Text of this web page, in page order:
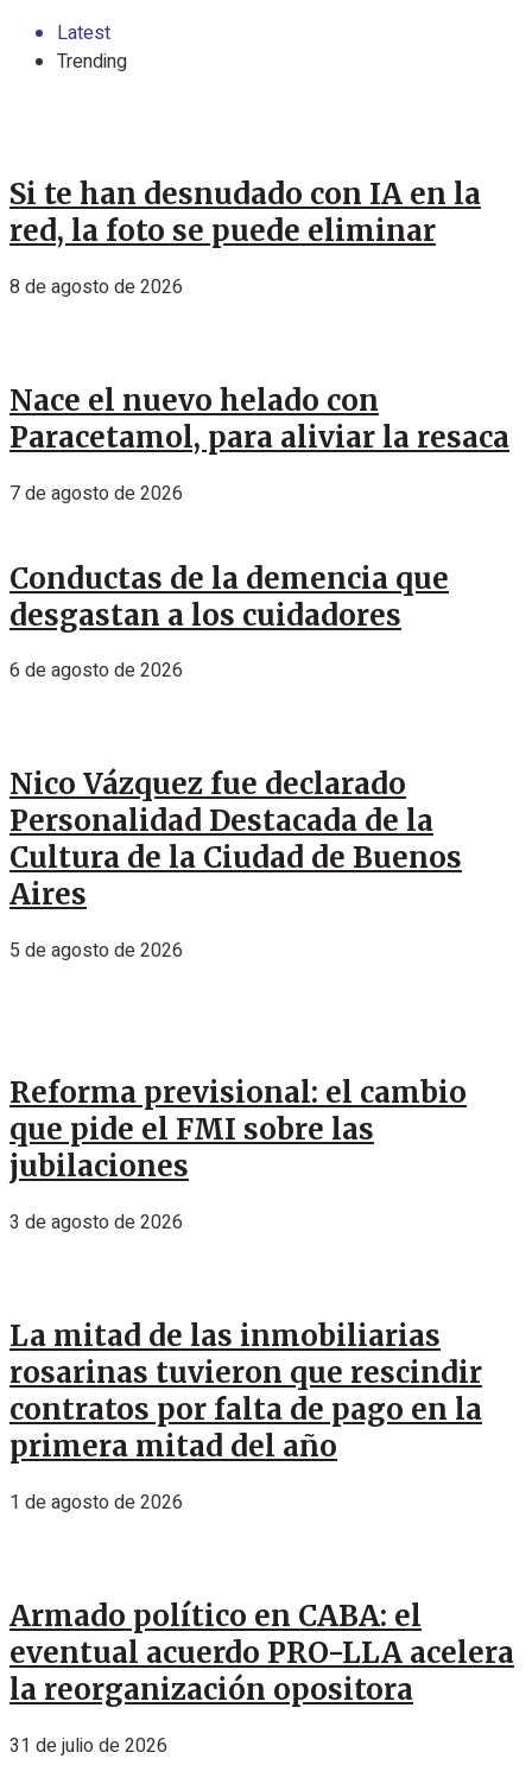
Latest
Trending
Si te han desnudado con IA en la
red, la foto se puede eliminar
8 de agosto de 2026
Nace el nuevo helado con
Paracetamol, para aliviar la resaca
7 de agosto de 2026
Conductas de la demencia que
desgastan a los cuidadores
6 de agosto de 2026
Nico Vázquez fue declarado
Personalidad Destacada de la
Cultura de la Ciudad de Buenos
Aires
5 de agosto de 2026
Reforma previsional: el cambio
que pide el FMI sobre las
jubilaciones
3 de agosto de 2026
La mitad de las inmobiliarias
rosarinas tuvieron que rescindir
contratos por falta de pago en la
primera mitad del año
1 de agosto de 2026
Armado político en CABA: el
eventual acuerdo PRO-LLA acelera
la reorganización opositora
31 de julio de 2026